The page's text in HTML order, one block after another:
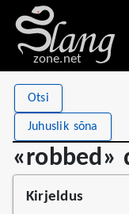
zone.net
Otsi
Juhuslik sõna
«robbed»
«robbed» definitsioon
Stat
Views
1
Definitions 1
Kirjeldus